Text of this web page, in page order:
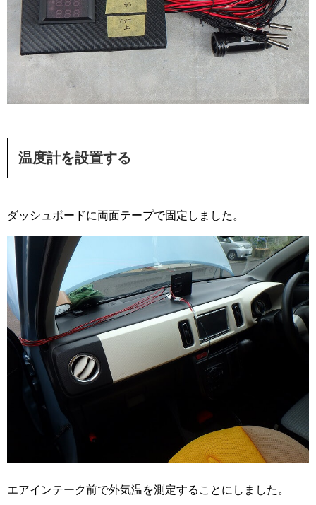
温度計を設置する
ダッシュボードに両面テープで固定しました。
エアインテーク前で外気温を測定することにしました。